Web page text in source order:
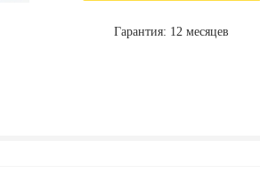
Гарантия: 12 месяцев